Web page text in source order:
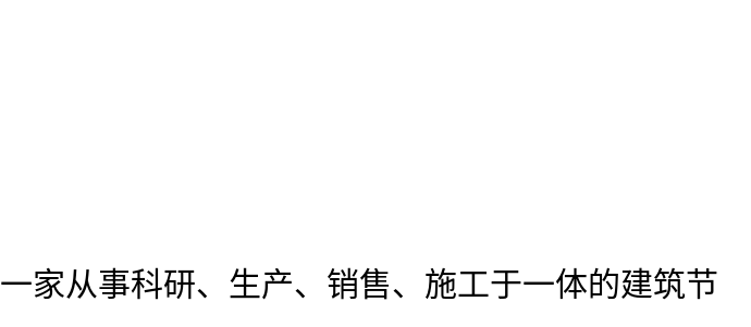
一家从事科研、生产、销售、施工于一体的建筑节